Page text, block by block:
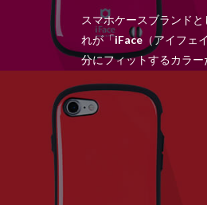
スマホケースブランド
れが「iFace （アイフ
分にフィットするカラー